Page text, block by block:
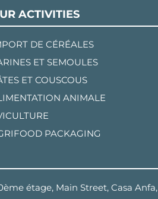
ACTIVITIES
DE CÉRÉALES
ET SEMOULES
ET COUSCOUS
ANIMALE
PACKAGING
étage, Main Street, Casa Anfa,